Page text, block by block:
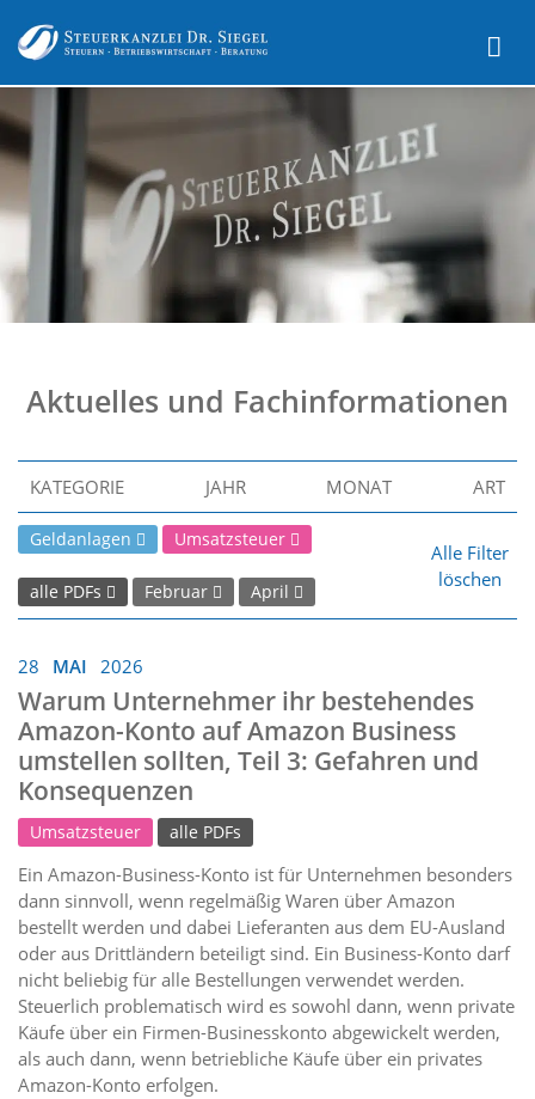
Aktuelles und Fachinformationen
KATEGORIE JAHR MONAT ART
Geldanlagen Umsatzsteuer
alle PDFs Februar April
Alle Filter
löschen
28 MAI 2026
Warum Unternehmer ihr bestehendes
Amazon-Konto auf Amazon Business
umstellen sollten, Teil 3: Gefahren und
Konsequenzen
Umsatzsteuer alle PDFs
Ein Amazon-Business-Konto ist für Unternehmen besonders
dann sinnvoll, wenn regelmäßig Waren über Amazon
bestellt werden und dabei Lieferanten aus dem EU-Ausland
oder aus Drittländern beteiligt sind. Ein Business-Konto darf
nicht beliebig für alle Bestellungen verwendet werden.
Steuerlich problematisch wird es sowohl dann, wenn private
Käufe über ein Firmen-Businesskonto abgewickelt werden,
als auch dann, wenn betriebliche Käufe über ein privates
Amazon-Konto erfolgen.